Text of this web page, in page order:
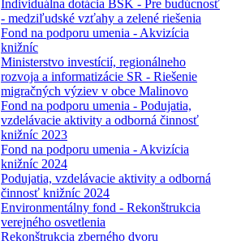
Individuálna dotácia BSK - Pre budúcnosť
- medziľudské vzťahy a zelené riešenia
Fond na podporu umenia - Akvizícia
knižníc
Ministerstvo investícií, regionálneho
rozvoja a informatizácie SR - Riešenie
migračných výziev v obce Malinovo
Fond na podporu umenia - Podujatia,
vzdelávacie aktivity a odborná činnosť
knižníc 2023
Fond na podporu umenia - Akvizícia
knižníc 2024
Podujatia, vzdelávacie aktivity a odborná
činnosť knižníc 2024
Environmentálny fond - Rekonštrukcia
verejného osvetlenia
Rekonštrukcia zberného dvoru